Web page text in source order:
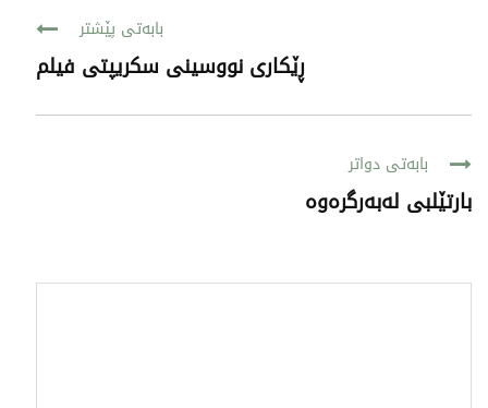
بابەتی پێشتر
ڕێکاری نووسینی سکریپتی فیلم
بابەتی دواتر
بارتێلبی لەبەرگرەوە